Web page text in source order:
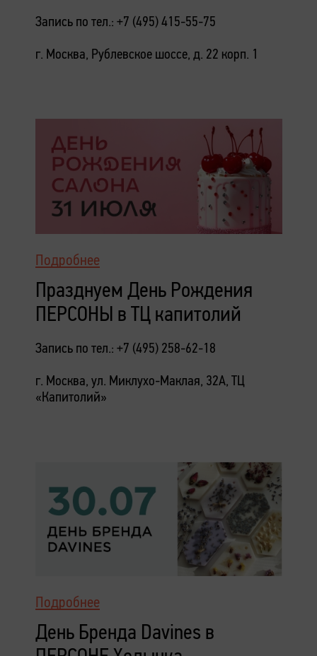
Запись по тел.: +7 (495) 415-55-75
г. Москва, Рублевское шоссе, д. 22 корп. 1
Подробнее
Празднуем День Рождения
ПЕРСОНЫ в ТЦ капитолий
Запись по тел.: +7 (495) 258-62-18
г. Москва, ул. Миклухо-Маклая, 32А, ТЦ
«Капитолий»
Подробнее
День Бренда Davines в